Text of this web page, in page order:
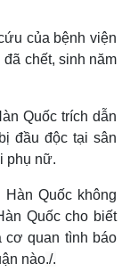
của bệnh viện
chết, sinh năm
Quốc trích dẫn
đầu độc tại sân
phụ nữ.
Quốc không
Quốc cho biết
cơ quan tình báo
nào./.